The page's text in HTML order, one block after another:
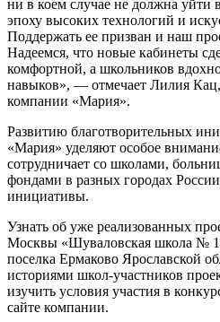
ни в коем случае не должна
эпоху высоких технологий и
Поддержать ее призван и наш
Надеемся, что новые кабинеты
комфортной, а школьников
навыков», — отмечает Лилия
компании «Мария».
Развитию благотворительных
«Мария» уделяют особое
сотрудничает со школами,
фондами в разных городах
инициативы.
Узнать об уже реализованных
Москвы «Шуваловская школа №
поселка Ермаково Ярославской
историями школ-участников
изучить условия участия в
сайте компании.